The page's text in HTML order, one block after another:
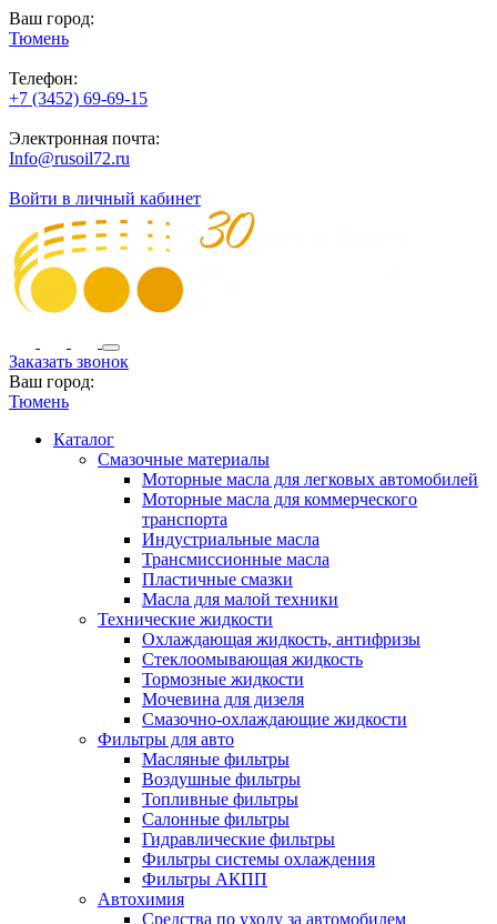
Ваш город:
Тюмень
Телефон:
+7 (3452) 69-69-15
Электронная почта:
Info@rusoil72.ru
Войти в личный кабинет
Заказать звонок
Ваш город:
Тюмень
Каталог
Смазочные материалы
Моторные масла для легковых автомобилей
Моторные масла для коммерческого
транспорта
Индустриальные масла
Трансмиссионные масла
Пластичные смазки
Масла для малой техники
Технические жидкости
Охлаждающая жидкость, антифризы
Стеклоомывающая жидкость
Тормозные жидкости
Мочевина для дизеля
Смазочно-охлаждающие жидкости
Фильтры для авто
Масляные фильтры
Воздушные фильтры
Топливные фильтры
Салонные фильтры
Гидравлические фильтры
Фильтры системы охлаждения
Фильтры АКПП
Автохимия
Средства по уходу за автомобилем